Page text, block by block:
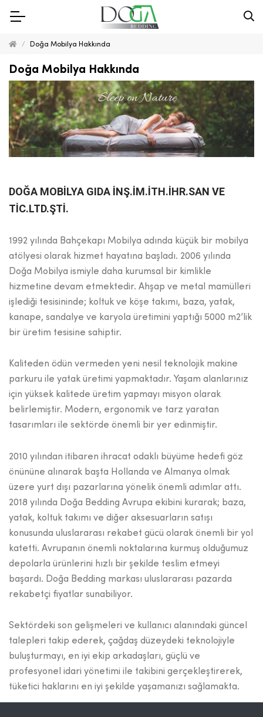
Doğa Mobilya Hakkında
Doğa Mobilya Hakkında
DOĞA MOBİLYA GIDA İNŞ.İM.İTH.İHR.SAN VE
TİC.LTD.ŞTİ.
1992 yılında Bahçekapı Mobilya adında küçük bir mobilya
atölyesi olarak hizmet hayatına başladı. 2006 yılında
Doǧa Mobilya ismiyle daha kurumsal bir kimlikle
hizmetine devam etmektedir. Ahşap ve metal mamülleri
işlediǧi tesisininde; koltuk ve köşe takımı, baza, yatak,
kanape, sandalye ve karyola üretimini yaptıǧı 5000 m2’lik
bir üretim tesisine sahiptir.
Kaliteden ödün vermeden yeni nesil teknolojik makine
parkuru ile yatak üretimi yapmaktadır. Yaşam alanlarınız
için yüksek kalitede üretim yapmayı misyon olarak
belirlemiştir. Modern, ergonomik ve tarz yaratan
tasarımları ile sektörde önemli bir yer edinmiştir.
2010 yılından itibaren ihracat odaklı büyüme hedefi göz
önününe alınarak başta Hollanda ve Almanya olmak
üzere yurt dışı pazarlarına yönelik önemli adımlar attı.
2018 yılında Doǧa Bedding Avrupa ekibini kurarak; baza,
yatak, koltuk takımı ve diǧer aksesuarların satışı
konusunda uluslararası rekabet gücü olarak önemli bir yol
katetti. Avrupanın önemli noktalarına kurmuş olduǧumuz
depolarla ürünlerini hızlı bir şekilde teslim etmeyi
başardı. Doǧa Bedding markası uluslararası pazarda
rekabetçi fiyatlar sunabiliyor.
Sektördeki son gelişmeleri ve kullanıcı alanındaki güncel
talepleri takip ederek, çaǧdaş düzeydeki teknolojiyle
buluşturmayı, en iyi ekip arkadaşları, güçlü ve
profesyonel idari yönetimi ile takibini gerçekleştirerek,
tüketici haklarını en iyi şekilde yaşamanızı saǧlamakta.